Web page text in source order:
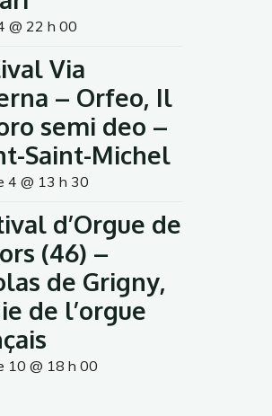
@ 22 h 00
Via
– Orfeo, Il
semi deo –
Saint-Michel
4 @ 13 h 30
d’Orgue de
(46) –
de Grigny,
de l’orgue
10 @ 18 h 00